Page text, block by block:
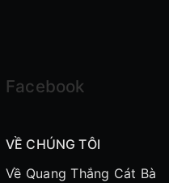
Facebook
VỀ CHÚNG TÔI
Về Quang Thắng Cát Bà